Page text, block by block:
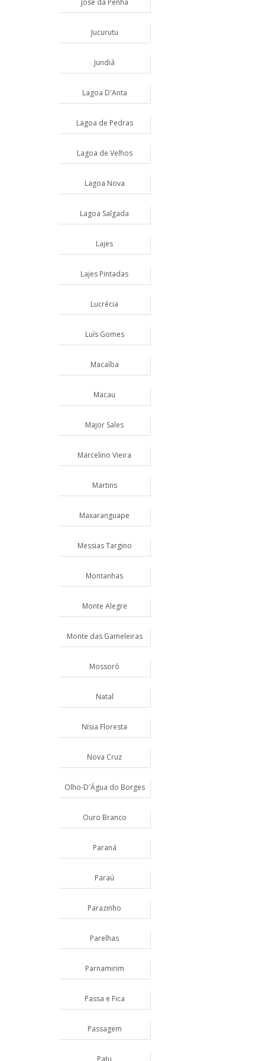
José da Penha
Jucurutu
Jundiá
Lagoa D'Anta
Lagoa de Pedras
Lagoa de Velhos
Lagoa Nova
Lagoa Salgada
Lajes
Lajes Pintadas
Lucrécia
Luís Gomes
Macaíba
Macau
Major Sales
Marcelino Vieira
Martins
Maxaranguape
Messias Targino
Montanhas
Monte Alegre
Monte das Gameleiras
Mossoró
Natal
Nísia Floresta
Nova Cruz
Olho-D'Água do Borges
Ouro Branco
Paraná
Paraú
Parazinho
Parelhas
Parnamirim
Passa e Fica
Passagem
Patu